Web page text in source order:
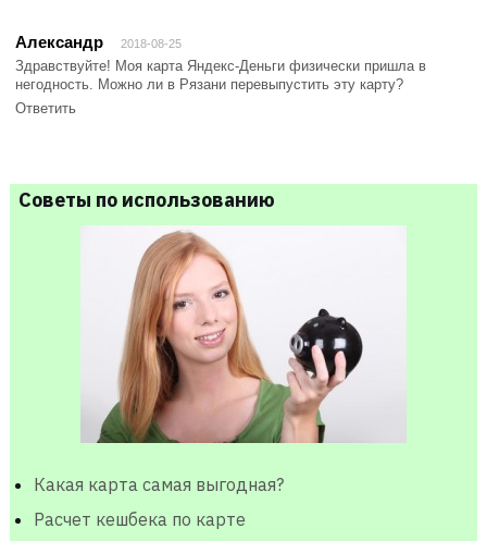
Александр 2018-08-25
Здравствуйте! Моя карта Яндекс-Деньги физически пришла в
негодность. Можно ли в Рязани перевыпустить эту карту?
Ответить
Советы по использованию
Какая карта самая выгодная?
Расчет кешбека по карте